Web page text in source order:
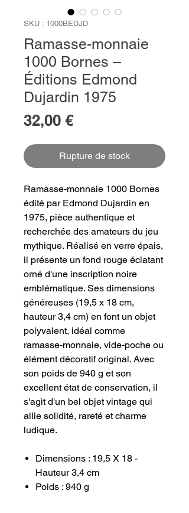
SKU : 1000BEDJD
Ramasse-monnaie
1000 Bornes –
Éditions Edmond
Dujardin 1975
32,00 €Prix
Rupture de stock
Ramasse-monnaie 1000 Bornes
édité par Edmond Dujardin en
1975, pièce authentique et
recherchée des amateurs du jeu
mythique. Réalisé en verre épais,
il présente un fond rouge éclatant
orné d'une inscription noire
emblématique. Ses dimensions
généreuses (19,5 x 18 cm,
hauteur 3,4 cm) en font un objet
polyvalent, idéal comme
ramasse-monnaie, vide-poche ou
élément décoratif original. Avec
son poids de 940 g et son
excellent état de conservation, il
s'agit d'un bel objet vintage qui
allie solidité, rareté et charme
ludique.
Dimensions : 19,5 X 18 -
Hauteur 3,4 cm
Poids : 940 g